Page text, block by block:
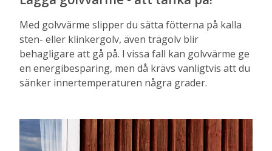
Med golvvärme slipper du sätta fötterna på kalla
sten- ­eller klinkergolv, även trägolv blir
behagligare att gå på. I vissa fall kan golvvärme ge
en energibesparing, men då krävs vanligtvis att du
sänker innertemperaturen några grader.